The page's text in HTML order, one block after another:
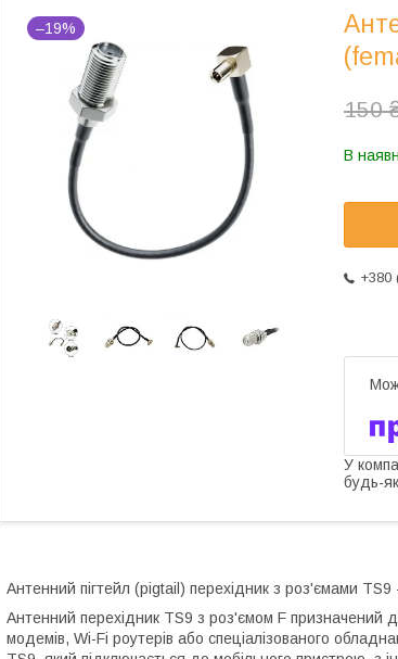
–19%
150
В
+380
У
будь-
Антенний пігтейл (pigtail) перехідник з роз'ємами
Антенний перехідник TS9 з роз'ємом F призначений
модемів, Wi-Fi роутерів або спеціалізованого